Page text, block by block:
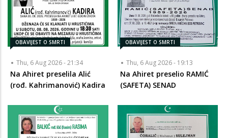
OBAVIJEST O SMRTI
Thu, 6 Aug 2026 - 21:34
Na Ahiret preselila Alić
(rođ. Kahrimanović) Kadira
OBAVIJEST O SMRTI
Thu, 6 Aug 2026 - 19:13
Na Ahiret preselio RAMIĆ
(SAFETA) SENAD